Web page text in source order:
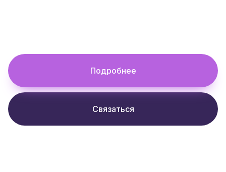
Подробнее
Связаться